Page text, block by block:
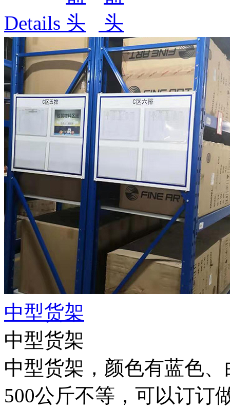
Details
中型货架
中型货架
中型货架，颜色有蓝色
500公斤不等，可以订订